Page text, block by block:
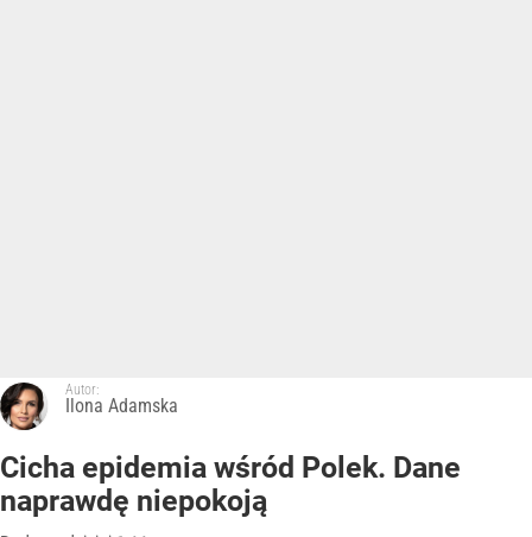
Autor:
Ilona Adamska
Cicha epidemia wśród Polek. Dane
naprawdę niepokoją